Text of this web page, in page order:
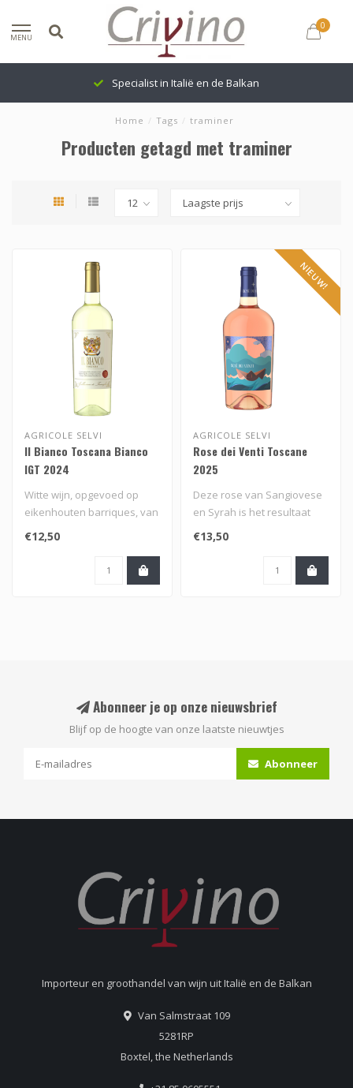
MENU
0
Specialist in Italië en de Balkan
Home / Tags / traminer
Producten getagd met traminer
AGRICOLE SELVI
Il Bianco Toscana Bianco
IGT 2024
Witte wijn, opgevoed op
eikenhouten barriques, van
een blend van traminer,
€12,50
NIEUW!
AGRICOLE SELVI
Rose dei Venti Toscane
2025
Deze rose van Sangiovese
en Syrah is het resultaat
van een selectie druiven uit
€13,50
Abonneer je op onze nieuwsbrief
Blijf op de hoogte van onze laatste nieuwtjes
Abonneer
Importeur en groothandel van wijn uit Italië en de Balkan
Van Salmstraat 109
5281RP
Boxtel, the Netherlands